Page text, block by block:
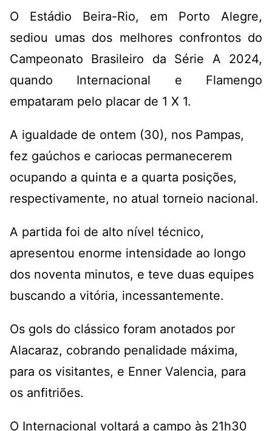
O Estádio Beira-Rio, em Porto Alegre,
sediou umas dos melhores confrontos do
Campeonato Brasileiro da Série A 2024,
quando Internacional e Flamengo
empataram pelo placar de 1 X 1.
A igualdade de ontem (30), nos Pampas,
fez gaúchos e cariocas permanecerem
ocupando a quinta e a quarta posições,
respectivamente, no atual torneio nacional.
A partida foi de alto nível técnico,
apresentou enorme intensidade ao longo
dos noventa minutos, e teve duas equipes
buscando a vitória, incessantemente.
Os gols do clássico foram anotados por
Alacaraz, cobrando penalidade máxima,
para os visitantes, e Enner Valencia, para
os anfitriões.
O Internacional voltará a campo às 21h30